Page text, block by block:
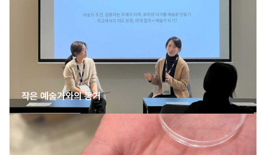
작은 예술가와의 동거